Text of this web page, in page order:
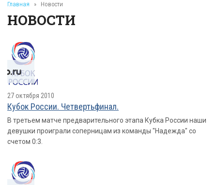
Главная » Новости
НОВОСТИ
27 октября 2010
Кубок России. Четвертьфинал.
В третьем матче предварительного этапа Кубка России наши
девушки проиграли соперницам из команды "Надежда" со
счетом 0:3.